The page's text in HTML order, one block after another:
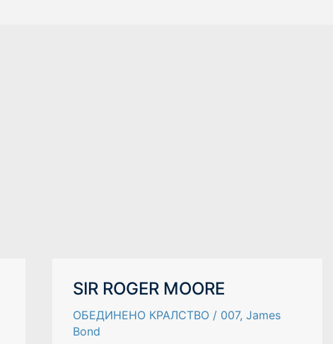
SIR ROGER MOORE
ОБЕДИНЕНО КРАЛСТВО/ 007, James
Bond
SIR
ROGER